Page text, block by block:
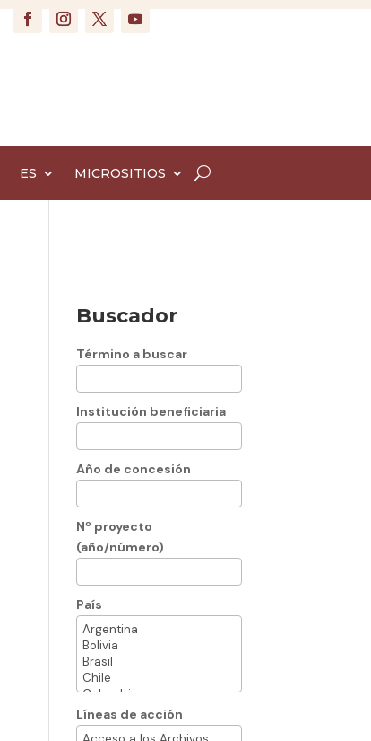
ES MICROSITIOS
Buscador
Término a buscar
Institución beneficiaria
Año de concesión
Nº proyecto
(año/número)
País
Líneas de acción